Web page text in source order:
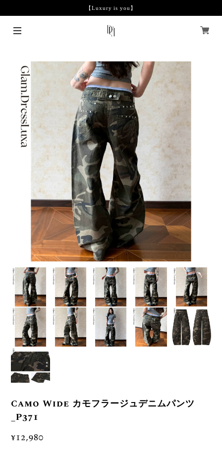
【Luxury is you】
Camo Wide カモフラージュデニムパンツ
_P371
¥12,980